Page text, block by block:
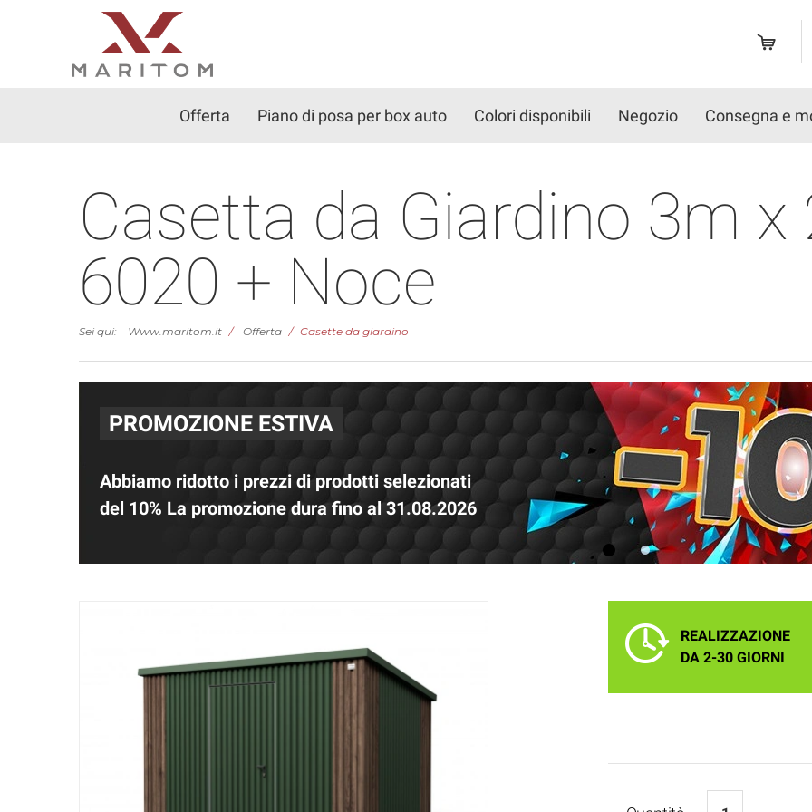
Offerta Piano di posa per box auto Colori disponibili Negozio Consegna e
Casetta da Giardino 3m x
6020 + Noce
Sei qui: Www.maritom.it Offerta Casette da giardino
PROMOZIONE ESTIVA
Abbiamo ridotto i prezzi di prodotti selezionati
del 10% La promozione dura fino al 31.08.2026
REALIZZAZIONE
DA 2-30 GIORNI